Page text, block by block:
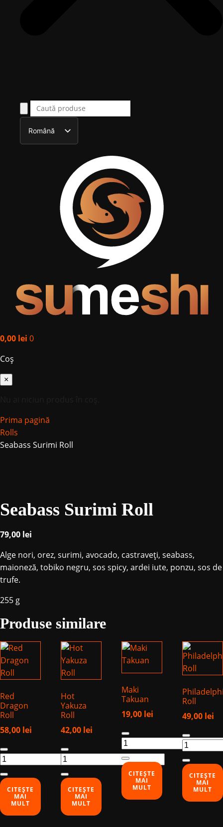
Română
English
0,00 lei 0
Coș
×
Prima pagină
Rolls
Seabass Surimi Roll
Seabass Surimi Roll
79,00 lei
Alge nori, orez, surimi, avocado, castraveți, seabass,
maioneză, tobiko negru, sos spicy, ardei iute, ponzu, sos de
trufe.
255 g
Produse similare
Red
Dragon
Roll
58,00 lei
Cantitate
Red
Dragon
Roll
CITEȘTE
MAI
MULT
Hot
Yakuza
Roll
42,00 lei
Cantitate
Hot
Yakuza
Roll
CITEȘTE
MAI
MULT
Maki
Takuan
19,00 lei
Cantitate
Maki
Takuan
CITEȘTE
MAI
MULT
Roll
49,00 lei
Cantitate
Roll
CITEȘTE
MAI
MULT